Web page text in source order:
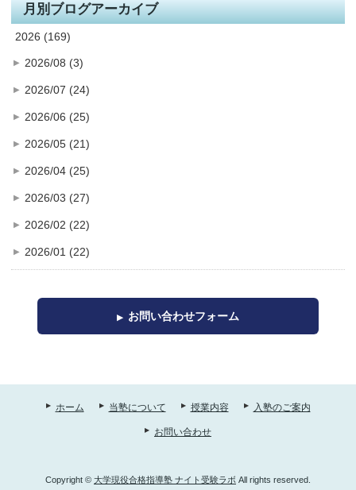
月別ブログアーカイブ
2026 (169)
2026/08 (3)
2026/07 (24)
2026/06 (25)
2026/05 (21)
2026/04 (25)
2026/03 (27)
2026/02 (22)
2026/01 (22)
お問い合わせフォーム
ホーム 当塾について 授業内容 入塾のご案内
お問い合わせ
Copyright © 大学現役合格指導塾 ナイト受験ラボ All rights reserved.